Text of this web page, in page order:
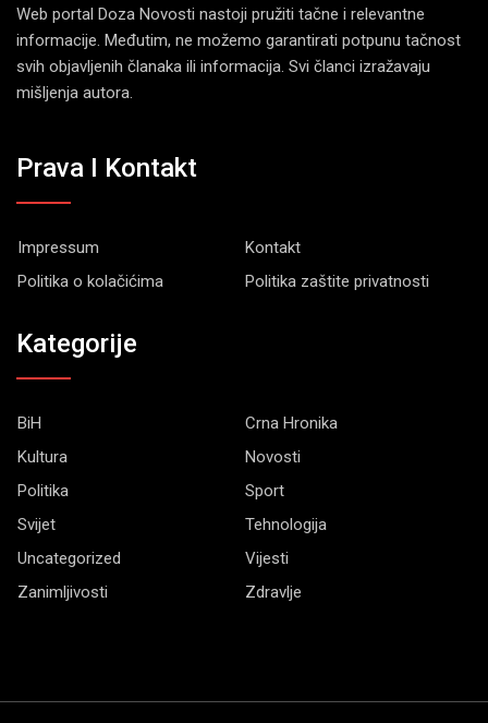
Web portal Doza Novosti nastoji pružiti tačne i relevantne
informacije. Međutim, ne možemo garantirati potpunu tačnost
svih objavljenih članaka ili informacija. Svi članci izražavaju
mišljenja autora.
Prava I Kontakt
Impressum
Kontakt
Politika o kolačićima
Politika zaštite privatnosti
Kategorije
BiH
Crna Hronika
Kultura
Novosti
Politika
Sport
Svijet
Tehnologija
Uncategorized
Vijesti
Zanimljivosti
Zdravlje